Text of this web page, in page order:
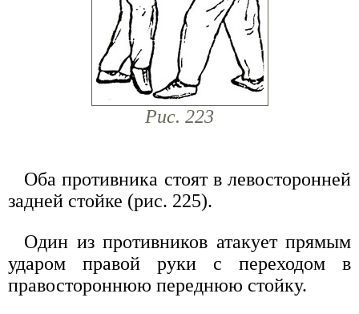
Рис. 223
Оба противника стоят в левосторонней
задней стойке (рис. 225).
Один из противников атакует прямым
ударом правой руки с переходом в
правостороннюю переднюю стойку.